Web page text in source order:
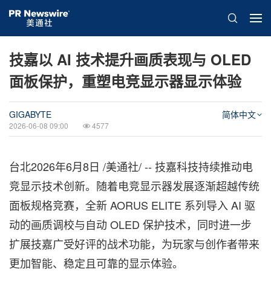
技嘉以 AI 技术提升画质表现与 OLED
面板保护，重塑电竞显示器显示体验
GIGABYTE
2026-06-08 09:00 4577
简体中文
台北2026年6月8日 /美通社/ -- 技嘉科技持续推动电
竞显示技术创新。随着电竞显示器发展逐渐超越传统
面板规格竞赛，全新 AORUS ELITE 系列导入 AI 驱
动的画质调校与自动 OLED 保护技术，同时进一步
扩展技嘉广受好评的战术功能，为玩家与创作者带来
更加智能、稳定且可靠的显示体验。